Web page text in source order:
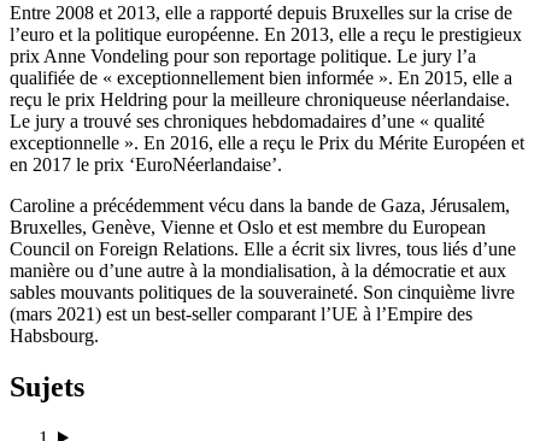
Entre 2008 et 2013, elle a rapporté depuis Bruxelles sur la crise de
l’euro et la politique européenne. En 2013, elle a reçu le prestigieux
prix Anne Vondeling pour son reportage politique. Le jury l’a
qualifiée de « exceptionnellement bien informée ». En 2015, elle a
reçu le prix Heldring pour la meilleure chroniqueuse néerlandaise.
Le jury a trouvé ses chroniques hebdomadaires d’une « qualité
exceptionnelle ». En 2016, elle a reçu le Prix du Mérite Européen et
en 2017 le prix ‘EuroNéerlandaise’.
Caroline a précédemment vécu dans la bande de Gaza, Jérusalem,
Bruxelles, Genève, Vienne et Oslo et est membre du European
Council on Foreign Relations. Elle a écrit six livres, tous liés d’une
manière ou d’une autre à la mondialisation, à la démocratie et aux
sables mouvants politiques de la souveraineté. Son cinquième livre
(mars 2021) est un best-seller comparant l’UE à l’Empire des
Habsbourg.
Sujets